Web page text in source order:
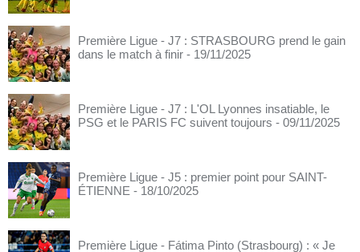
Première Ligue - J7 : STRASBOURG prend le gain
dans le match à finir - 19/11/2025
Première Ligue - J7 : L'OL Lyonnes insatiable, le
PSG et le PARIS FC suivent toujours - 09/11/2025
Première Ligue - J5 : premier point pour SAINT-
ÉTIENNE - 18/10/2025
Première Ligue - Fátima Pinto (Strasbourg) : « Je